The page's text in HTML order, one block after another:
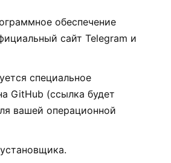
обеспечение
сайт Telegram и
специальное
GitHub (ссылка будет
вашей операционной